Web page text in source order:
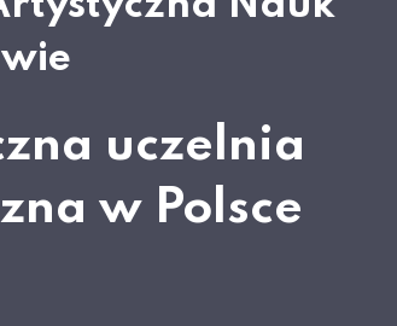
uczelnia
w Polsce